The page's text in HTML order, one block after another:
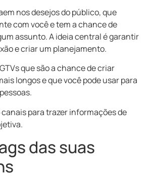
nos desejos do público, que
com você e tem a chance de
assunto. A ideia central é garantir
e criar um planejamento.
que são a chance de criar
longos e que você pode usar para
para trazer informações de
das suas